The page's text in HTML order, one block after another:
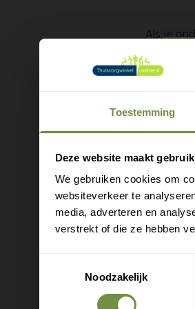
Toestemming
Deze website maakt
We gebruiken cookies om
websiteverkeer te
media, adverteren en
verstrekt of die ze hebben
Noodzakelijk
Als je
het
De
van de
sinds
Extra